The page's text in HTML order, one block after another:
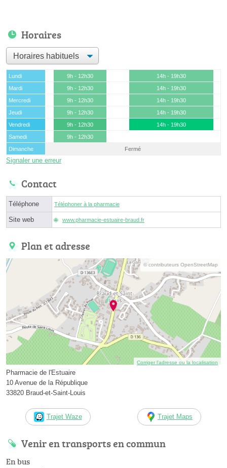
Horaires
Lundi 9h - 12h30
14h - 19h30
Mardi
9h - 12h30
14h - 19h30
Mercredi
9h - 12h30
14h - 19h30
Jeudi
9h - 12h30
14h - 19h30
Vendredi
9h - 12h30
14h - 19h30
Samedi
9h - 12h30
Dimanche
Fermé
Signaler une erreur
Contact
Téléphone Téléphoner à la pharmacie
Site web www.pharmacie-estuaire-braud.fr
Plan et adresse
© contributeurs OpenStreetMap
Corriger l’adresse ou la localisation
Pharmacie de l'Estuaire
10 Avenue de la République
33820 Braud-et-Saint-Louis
Trajet Waze Trajet Maps
Venir en transports en commun
En bus